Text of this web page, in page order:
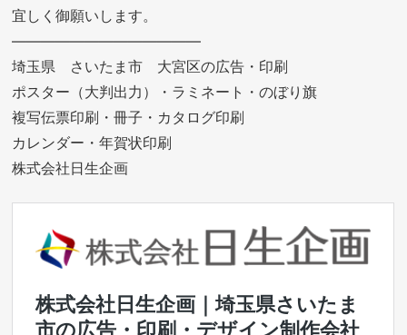
宜しく御願いします。
—————————————
埼玉県 さいたま市 大宮区の広告・印刷
ポスター（大判出力）・ラミネート・のぼり旗
複写伝票印刷・冊子・カタログ印刷
カレンダー・年賀状印刷
株式会社日生企画